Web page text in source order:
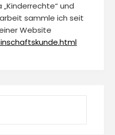
„Kinderrechte“ und
sammle ich seit
Website